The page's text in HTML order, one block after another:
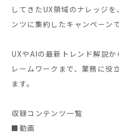
してきたUX領域のナレッジ
ンツに集約したキャンペーンで
UXやAIの最新トレンド解説
レームワークまで、業務に役
ます。
収録コンテンツ一覧
■動画